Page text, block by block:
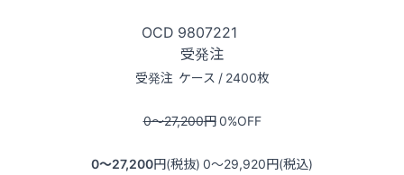
OCD 9807221
受発注
受発注 ケース / 2400枚
0〜27,200円0%OFF
0〜27,200円(税抜) 0〜29,920円(税込)